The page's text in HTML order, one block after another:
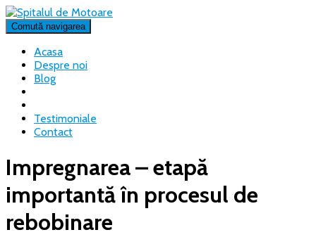
Comută navigarea
Acasa
Despre noi
Blog
Testimoniale
Contact
Impregnarea – etapă
importantă în procesul de
rebobinare